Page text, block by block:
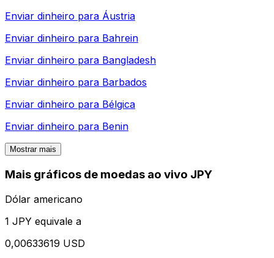
Enviar dinheiro para Áustria
Enviar dinheiro para Bahrein
Enviar dinheiro para Bangladesh
Enviar dinheiro para Barbados
Enviar dinheiro para Bélgica
Enviar dinheiro para Benin
Mostrar mais
Mais gráficos de moedas ao vivo JPY
Dólar americano
1 JPY equivale a
0,00633619 USD